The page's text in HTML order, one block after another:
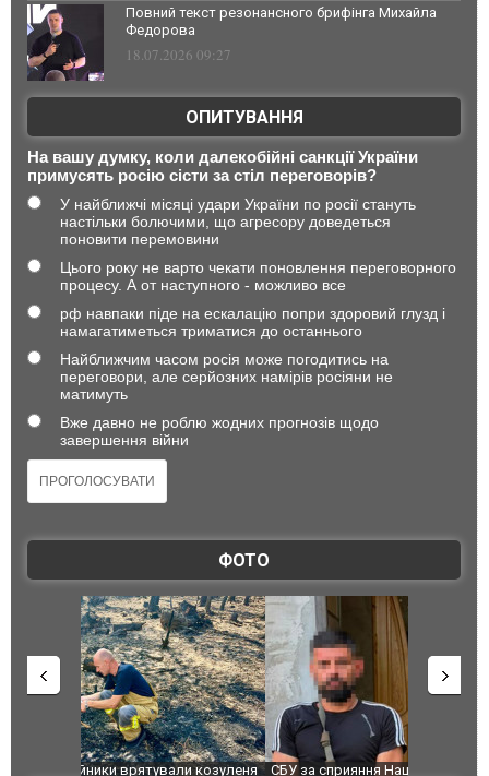
Повний текст резонансного брифінга Михайла
Федорова
18.07.2026 09:27
ОПИТУВАННЯ
На вашу думку, коли далекобійні санкції України
примусять росію сісти за стіл переговорів?
У найближчі місяці удари України по росії стануть
настільки болючими, що агресору доведеться
поновити перемовини
Цього року не варто чекати поновлення переговорного
процесу. А от наступного - можливо все
рф навпаки піде на ескалацію попри здоровий глузд і
намагатиметься триматися до останнього
Найближчим часом росія може погодитись на
переговори, але серйозних намірів росіяни не
матимуть
Вже давно не роблю жодних прогнозів щодо
завершення війни
ФОТО
СБУ за сприяння Нацполіції та правоохоронців
Росіяни